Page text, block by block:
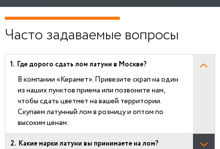
Часто задаваемые вопросы
Где дорого сдать лом латуни в Москве?
В компании «Керамет». Привезите скрап на один
из наших пунктов приема или позвоните нам,
чтобы сдать цветмет на вашей территории.
Скупаем латунный лом в розницу и оптом по
высоким ценам.
Какие марки латуни вы принимаете на лом?